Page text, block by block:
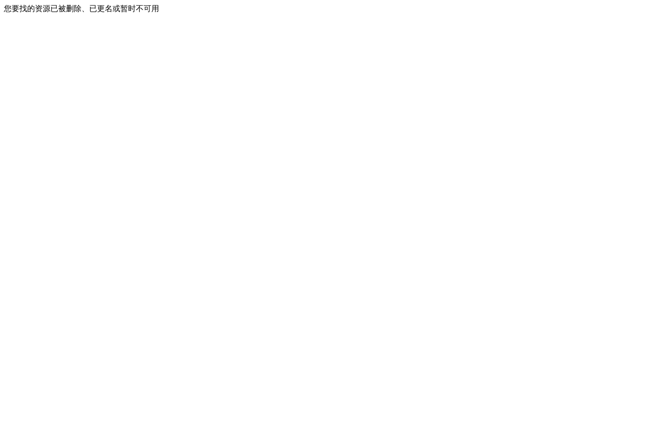
您要找的资源已被删除、已更名或暂时不可用